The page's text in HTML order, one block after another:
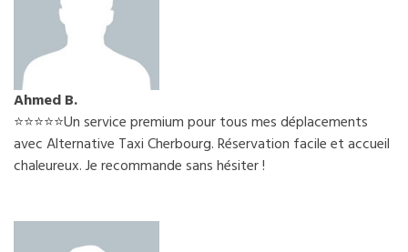
Ahmed B.
⭐️⭐️⭐️⭐️⭐️Un service premium pour tous mes déplacements
avec Alternative Taxi Cherbourg. Réservation facile et accueil
chaleureux. Je recommande sans hésiter !